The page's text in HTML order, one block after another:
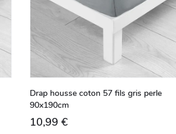
Drap housse coton 57 fils gris perle
90x190cm
10,99 €